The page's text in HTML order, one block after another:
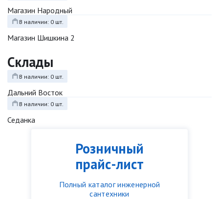
Розничный
прайс-лист
Полный каталог инженерной
сантехники
Магазин Народный
В наличии: 0 шт.
Магазин Шишкина 2
Склады
В наличии: 0 шт.
Дальний Восток
В наличии: 0 шт.
Седанка